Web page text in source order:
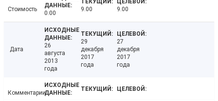
Стоимость
0.00
9.00 9.00
Дата
26
августа
2013
года
29
декабря
2017
года
27
декабря
2017
года
Комментарии